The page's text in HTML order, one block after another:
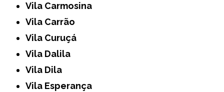
Vila Carmosina
Vila Carrão
Vila Curuçá
Vila Dalila
Vila Dila
Vila Esperança